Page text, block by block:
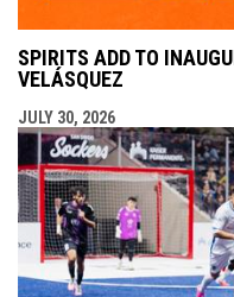
SPIRITS ADD TO
VELÁSQUEZ
JULY 30, 2026